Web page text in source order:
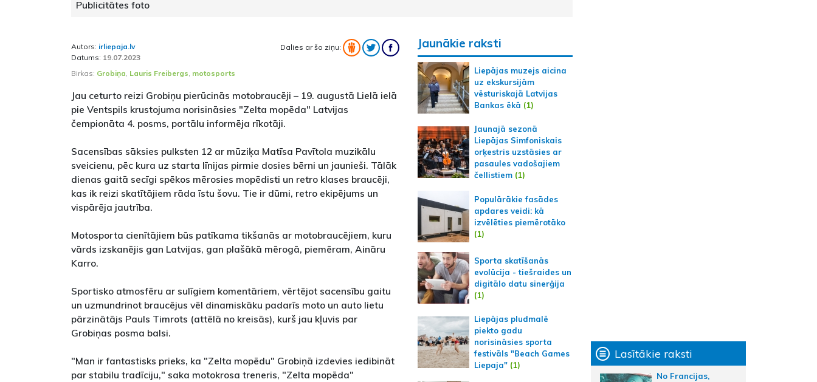
Publicitātes foto
Autors: irliepaja.lv
Datums: 19.07.2023
Dalies ar šo ziņu:
Birkas: Grobiņa, Lauris Freibergs, motosports
Jau ceturto reizi Grobiņu pierūcinās motobraucēji – 19. augustā Lielā ielā
pie Ventspils krustojuma norisināsies "Zelta mopēda" Latvijas
čempionāta 4. posms, portālu informēja rīkotāji.
Sacensības sāksies pulksten 12 ar mūziķa Matīsa Pavītola muzikālu
sveicienu, pēc kura uz starta līnijas pirmie dosies bērni un jaunieši. Tālāk
dienas gaitā secīgi spēkos mērosies mopēdisti un retro klases braucēji,
kas ik reizi skatītājiem rāda īstu šovu. Tie ir dūmi, retro ekipējums un
vispārēja jautrība.
Motosporta cienītājiem būs patīkama tikšanās ar motobraucējiem, kuru
vārds izskanējis gan Latvijas, gan plašākā mērogā, piemēram, Aināru
Karro.
Sportisko atmosfēru ar sulīgiem komentāriem, vērtējot sacensību gaitu
un uzmundrinot braucējus vēl dinamiskāku padarīs moto un auto lietu
pārzinātājs Pauls Timrots (attēlā no kreisās), kurš jau kļuvis par
Grobiņas posma balsi.
"Man ir fantastisks prieks, ka "Zelta mopēdu" Grobiņā izdevies iedibināt
par stabilu tradīciju," saka motokrosa treneris, "Zelta mopēda"
Jaunākie raksti
Liepājas muzejs aicina
uz ekskursijām
vēsturiskajā Latvijas
Bankas ēkā (1)
Jaunajā sezonā
Liepājas Simfoniskais
orķestris uzstāsies ar
pasaules vadošajiem
čellistiem(1)
Populārākie fasādes
apdares veidi: kā
izvēlēties piemērotāko
(1)
Sporta skatīšanās
evolūcija - tiešraides un
digitālo datu sinerģija
(1)
Liepājas pludmalē
piekto gadu
norisināsies sporta
festivāls "Beach Games
Liepaja"(1)
Lasītākie raksti
No Francijas,